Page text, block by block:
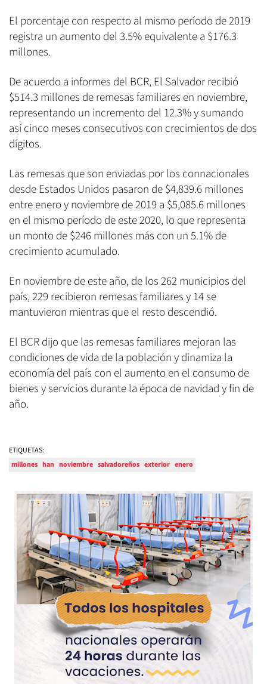
El porcentaje con respecto al mismo período de 2019
registra un aumento del 3.5% equivalente a $176.3
millones.
De acuerdo a informes del BCR, El Salvador recibió
$514.3 millones de remesas familiares en noviembre,
representando un incremento del 12.3% y sumando
así cinco meses consecutivos con crecimientos de dos
dígitos.
Las remesas que son enviadas por los connacionales
desde Estados Unidos pasaron de $4,839.6 millones
entre enero y noviembre de 2019 a $5,085.6 millones
en el mismo período de este 2020, lo que representa
un monto de $246 millones más con un 5.1% de
crecimiento acumulado.
En noviembre de este año, de los 262 municipios del
país, 229 recibieron remesas familiares y 14 se
mantuvieron mientras que el resto descendió.
El BCR dijo que las remesas familiares mejoran las
condiciones de vida de la población y dinamiza la
economía del país con el aumento en el consumo de
bienes y servicios durante la época de navidad y fin de
año.
ETIQUETAS:
millones han noviembre salvadoreños exterior enero